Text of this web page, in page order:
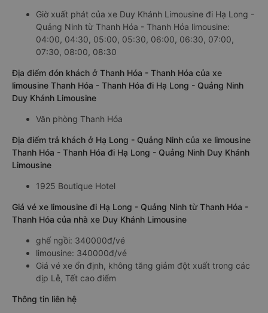
Giờ xuất phát của xe Duy Khánh Limousine đi Hạ Long -
Quảng Ninh từ Thanh Hóa - Thanh Hóa limousine:
04:00, 04:30, 05:00, 05:30, 06:00, 06:30, 07:00,
07:30, 08:00, 08:30
Địa điểm đón khách ở Thanh Hóa - Thanh Hóa của xe
limousine Thanh Hóa - Thanh Hóa đi Hạ Long - Quảng Ninh
Duy Khánh Limousine
Văn phòng Thanh Hóa
Địa điểm trả khách ở Hạ Long - Quảng Ninh của xe limousine
Thanh Hóa - Thanh Hóa đi Hạ Long - Quảng Ninh Duy Khánh
Limousine
1925 Boutique Hotel
Giá vé xe limousine đi Hạ Long - Quảng Ninh từ Thanh Hóa -
Thanh Hóa của nhà xe Duy Khánh Limousine
ghế ngồi: 340000đ/vé
limousine: 340000đ/vé
Giá vé xe ổn định, không tăng giảm đột xuất trong các
dịp Lễ, Tết cao điểm
Thông tin liên hệ